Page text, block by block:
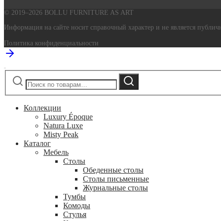
© 2019–2026 BOLLU FURNITURE AS ART
Информация на сайте носит справочный характер и не является
Политика конфиденциальности
Искать:
Поиск
Коллекции
Luxury Époque
Natura Luxe
Misty Peak
Каталог
Мебель
Столы
Обеденные столы
Столы письменные
Журнальные столы
Тумбы
Комоды
Стулья